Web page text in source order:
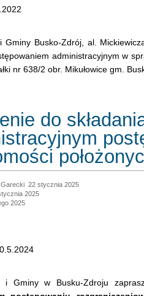
Gminy Busko-Zdrój, al.
administracyjnym w
nr 638/2 obr. Mikułowice gm.
do
22 stycznia 2025
2025
2025
i Gminy w Busku-Zdroju